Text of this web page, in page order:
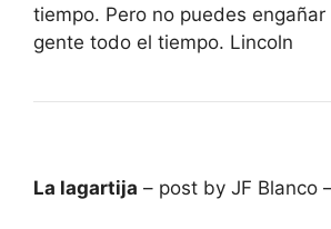
tiempo. Pero no puedes
gente todo el tiempo. Lincoln
La lagartija – post by JF Blanco